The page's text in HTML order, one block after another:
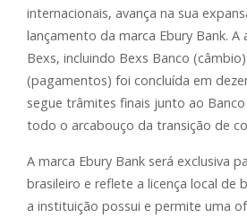
internacionais, avança na sua
lançamento da marca Ebury Bank. A
Bexs, incluindo Bexs Banco
(pagamentos) foi concluída em
segue trâmites finais junto ao
todo o arcabouço da transição de
A marca Ebury Bank será exclusiva
brasileiro e reflete a licença local de
a instituição possui e permite uma